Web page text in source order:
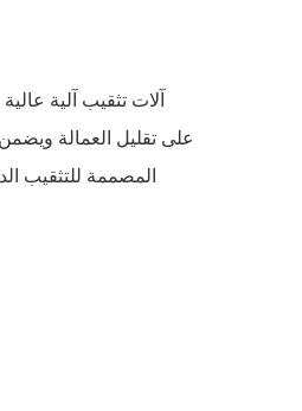
المصممة للتثقيب